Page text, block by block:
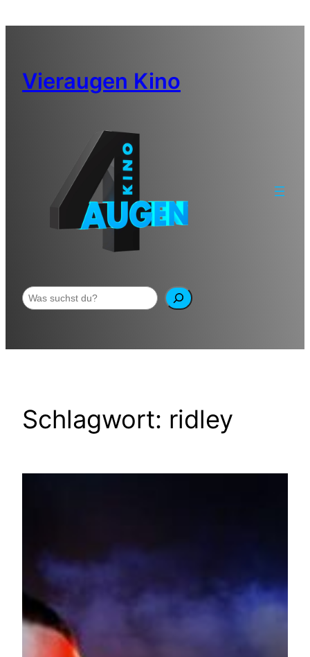
Vieraugen Kino
Suchen
Schlagwort: ridley